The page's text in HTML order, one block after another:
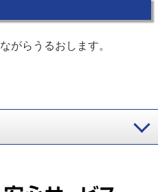
がらうるおします。